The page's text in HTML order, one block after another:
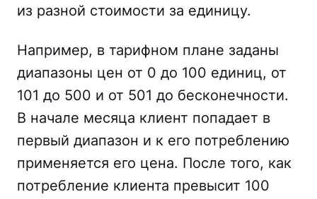
из разной стоимости за единицу.
Например, в тарифном плане заданы
диапазоны цен от 0 до 100 единиц, от
101 до 500 и от 501 до бесконечности.
В начале месяца клиент попадает в
первый диапазон и к его потреблению
применяется его цена. После того, как
потребление клиента превысит 100